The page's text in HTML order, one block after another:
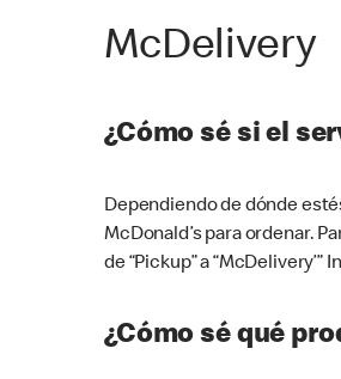
McDelivery
¿Cómo sé si el
Dependiendo de dónde
McDonald’s para ordenar.
de “Pickup” a
¿Cómo sé qué